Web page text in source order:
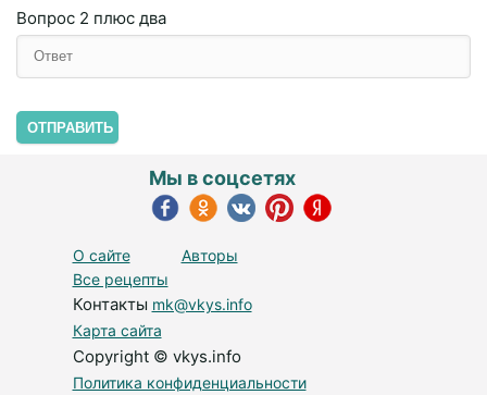
Вопрос 2 плюc двa
ОТПРАВИТЬ
О сайте
Авторы
Все рецепты
Контакты mk@vkys.info
Карта сайта
Copyright © vkys.info
Политика конфиденциальности
Мы в соцсетях